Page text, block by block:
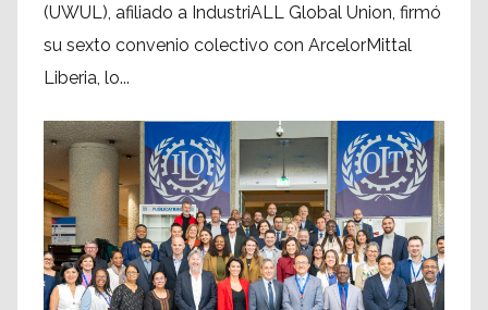
(UWUL), afiliado a IndustriALL Global Union, firmó
su sexto convenio colectivo con ArcelorMittal
Liberia, lo...